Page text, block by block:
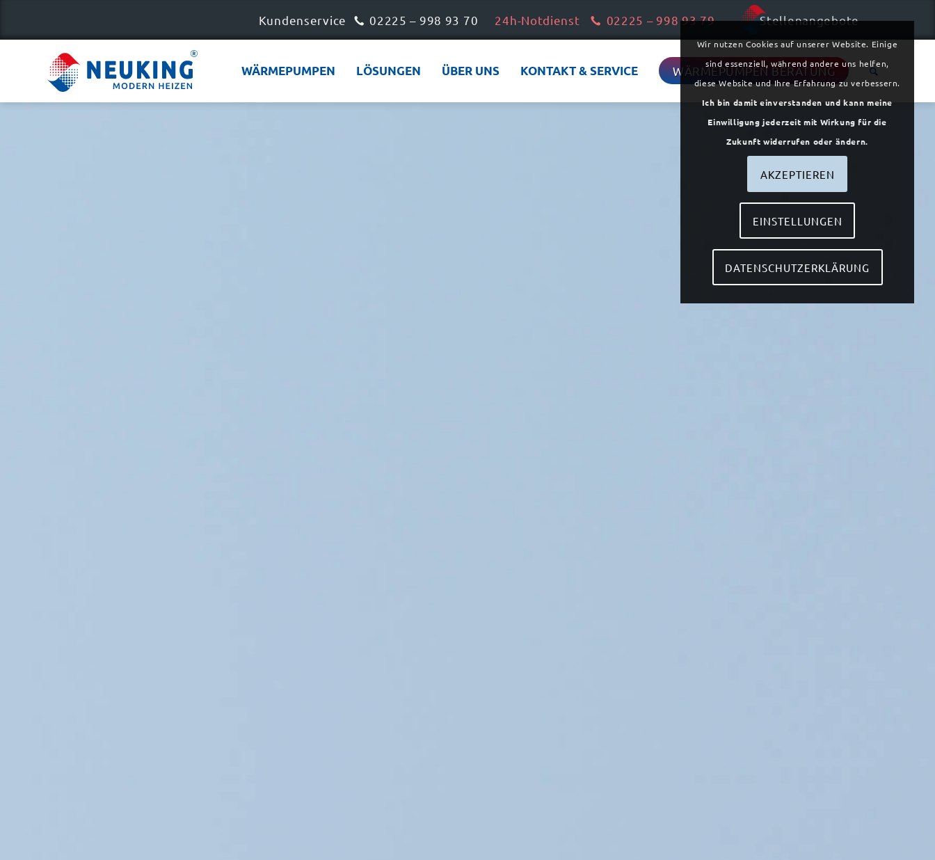
Kundenservice 02225 – 998 93 70 24h-Notdienst 02225 – 998 93 79 Stellenangebote
WÄRMEPUMPEN LÖSUNGEN ÜBER UNS KONTAKT & SERVICE WÄRMEPUMPEN BERATUNG
Wir nutzen Cookies auf unserer Website. Einige
sind essenziell, während andere uns helfen,
diese Website und Ihre Erfahrung zu verbessern.
Ich bin damit einverstanden und kann meine
Einwilligung jederzeit mit Wirkung für die
Zukunft widerrufen oder ändern.
AKZEPTIEREN
EINSTELLUNGEN
DATENSCHUTZERKLÄRUNG